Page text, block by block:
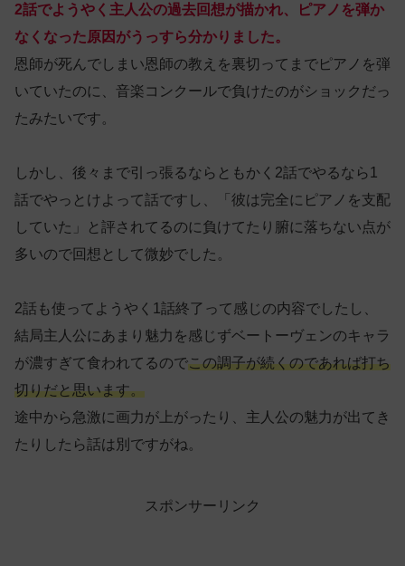
2話でようやく主人公の過去回想が描かれ、ピアノを弾か
なくなった原因がうっすら分かりました。
恩師が死んでしまい恩師の教えを裏切ってまでピアノを弾
いていたのに、音楽コンクールで負けたのがショックだっ
たみたいです。
しかし、後々まで引っ張るならともかく2話でやるなら1
話でやっとけよって話ですし、「彼は完全にピアノを支配
していた」と評されてるのに負けてたり腑に落ちない点が
多いので回想として微妙でした。
2話も使ってようやく1話終了って感じの内容でしたし、
結局主人公にあまり魅力を感じずベートーヴェンのキャラ
が濃すぎて食われてるのでこの調子が続くのであれば打ち
切りだと思います。
途中から急激に画力が上がったり、主人公の魅力が出てき
たりしたら話は別ですがね。
スポンサーリンク